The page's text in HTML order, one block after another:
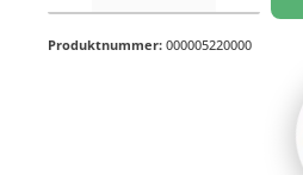
Produktnummer: 000005220000